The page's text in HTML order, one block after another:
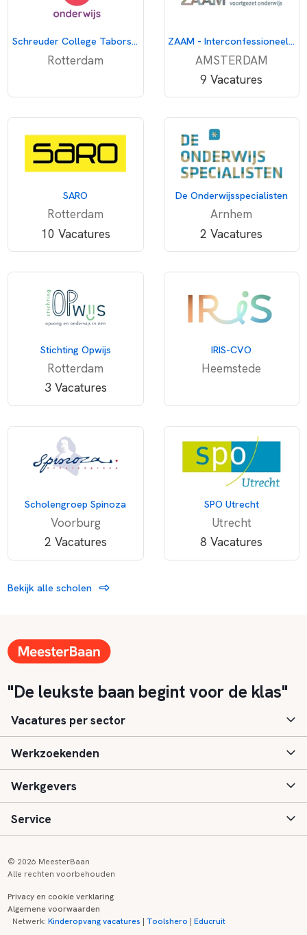
Schreuder College Taborstraat
Rotterdam
ZAAM - Interconfessioneel voortgezet onderwijs
AMSTERDAM
9 Vacatures
SARO
Rotterdam
10 Vacatures
De Onderwijsspecialisten
Arnhem
2 Vacatures
Stichting Opwijs
Rotterdam
3 Vacatures
IRIS-CVO
Heemstede
Scholengroep Spinoza
Voorburg
2 Vacatures
SPO Utrecht
Utrecht
8 Vacatures
Bekijk alle scholen
"De leukste baan begint voor de klas"
Vacatures per sector
Basisonderwijs
Speciaal (basis) onderwijs
Voortgezet onderwijs
Kinderopvang
Werkzoekenden
Aanmelden
Vacatures
Zij-instroom informatie
Werkgevers
Inloggen
Registreren
Service
Onderwijs links
© 2026 MeesterBaan
Alle rechten voorbehouden
Privacy en cookie verklaring
Algemene voorwaarden
Netwerk:Kinderopvang vacatures | Toolshero |Educruit